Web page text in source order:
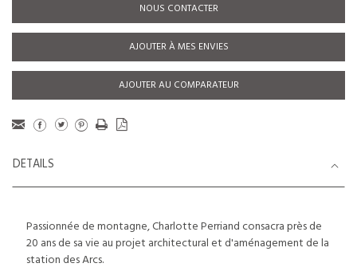
NOUS CONTACTER
AJOUTER À MES ENVIES
AJOUTER AU COMPARATEUR
DETAILS
Passionnée de montagne, Charlotte Perriand consacra près de
20 ans de sa vie au projet architectural et d'aménagement de la
station des Arcs.